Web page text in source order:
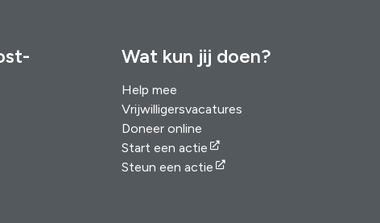
Wat kun jij doen?
Help mee
Vrijwilligersvacatures
Doneer online
Start een actie
Steun een actie